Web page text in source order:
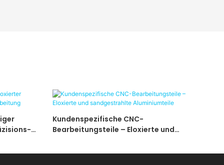
Kundenspezifische CNC-
Bearbeitungsteile – Eloxierte und